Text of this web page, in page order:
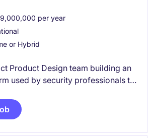
per year
or Hybrid
Product Design team building an
used by security professionals to
end-to-end product design for
workflows while shaping the